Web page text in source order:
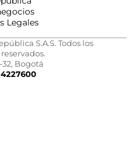
Legales
S.A.S. Todos los
32, Bogotá
4227600